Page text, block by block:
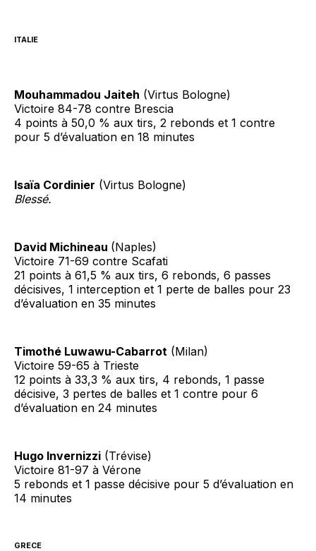
ITALIE
Mouhammadou Jaiteh (Virtus Bologne)
Victoire 84-78 contre Brescia
4 points à 50,0 % aux tirs, 2 rebonds et 1 contre
pour 5 d’évaluation en 18 minutes
Isaïa Cordinier (Virtus Bologne)
Blessé.
David Michineau (Naples)
Victoire 71-69 contre Scafati
21 points à 61,5 % aux tirs, 6 rebonds, 6 passes
décisives, 1 interception et 1 perte de balles pour 23
d’évaluation en 35 minutes
Timothé Luwawu-Cabarrot (Milan)
Victoire 59-65 à Trieste
12 points à 33,3 % aux tirs, 4 rebonds, 1 passe
décisive, 3 pertes de balles et 1 contre pour 6
d’évaluation en 24 minutes
Hugo Invernizzi (Trévise)
Victoire 81-97 à Vérone
5 rebonds et 1 passe décisive pour 5 d’évaluation en
14 minutes
GRECE